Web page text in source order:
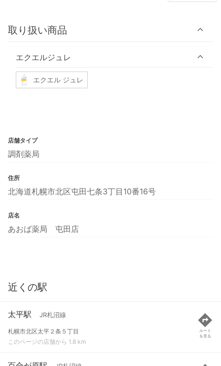
取り扱い商品
エクエルジュレ
エクエル ジュレ
店舗タイプ
調剤薬局
住所
北海道札幌市北区屯田七条3丁目10番16号
店名
あおば薬局 屯田店
近くの駅
太平駅 JR札沼線
札幌市北区太平２条５丁目
このページの店舗から 1.8 km
ルート
を見る